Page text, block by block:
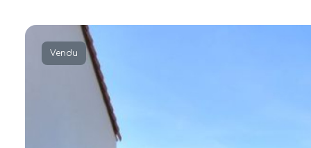
vente
agences
recrutement
Vendu